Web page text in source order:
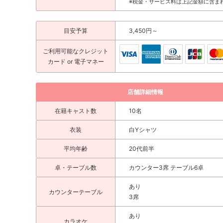
※税金・サービス料は上記金額に含ま
目安予算 3,450円～
ご利用可能なクレジット
カード or 電子マネー
店舗詳細情報
在籍キャスト数 10名
衣装 白Yシャツ
平均年齢 20代前半
卓・テーブル数 カウンター3席 テーブル6卓
カウンターテーブル
あり
3席
カラオケ
あり